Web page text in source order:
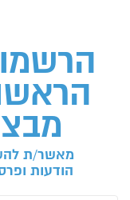
הרשמו
מאשר/ת
הודעות